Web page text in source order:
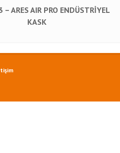
– ARES AIR PRO ENDÜSTRİYEL
KASK